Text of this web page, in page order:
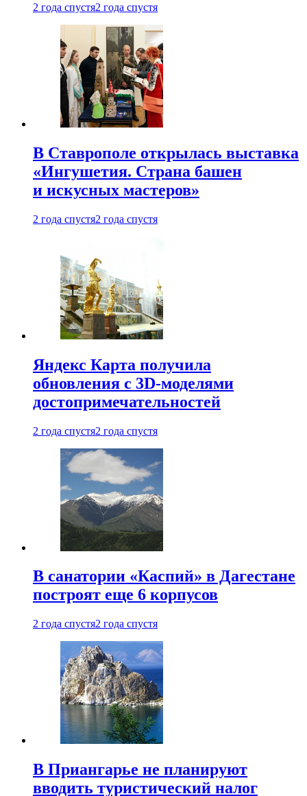
2 года спустя2 года спустя
В Ставрополе открылась выставка
«Ингушетия. Страна башен
и искусных мастеров»
2 года спустя2 года спустя
Яндекс Карта получила
обновления с 3D-моделями
достопримечательностей
2 года спустя2 года спустя
В санатории «Каспий» в Дагестане
построят еще 6 корпусов
2 года спустя2 года спустя
В Приангарье не планируют
вводить туристический налог